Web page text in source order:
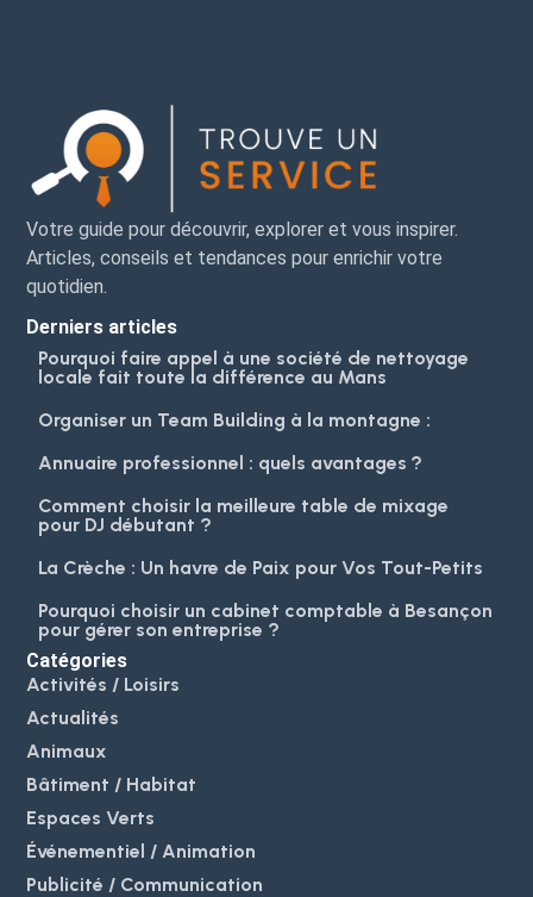
Votre guide pour découvrir, explorer et vous inspirer.
Articles, conseils et tendances pour enrichir votre
quotidien.
Derniers articles
Pourquoi faire appel à une société de nettoyage
locale fait toute la différence au Mans
Organiser un Team Building à la montagne :
Annuaire professionnel : quels avantages ?
Comment choisir la meilleure table de mixage
pour DJ débutant ?
La Crèche : Un havre de Paix pour Vos Tout-Petits
Pourquoi choisir un cabinet comptable à Besançon
pour gérer son entreprise ?
Catégories
Activités / Loisirs
Actualités
Animaux
Bâtiment / Habitat
Espaces Verts
Événementiel / Animation
Publicité / Communication